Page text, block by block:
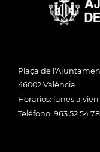
Plaça de
46002 València
Horarios: lunes a
Teléfono: 963 52 54 78